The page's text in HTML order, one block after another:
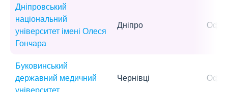
Дніпровський
національний
університет імені Олеся
Гончара
Дніпро
Буковинський
державний медичний
Чернівці